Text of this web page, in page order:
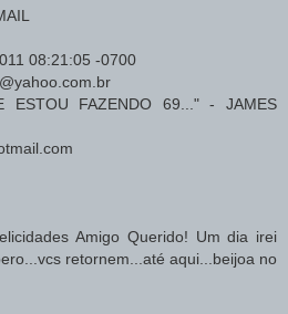
08:21:05 -0700
ESTOU FAZENDO 69..." - JAMES
Amigo Querido! Um dia irei
retornem...até aqui...beijoa no